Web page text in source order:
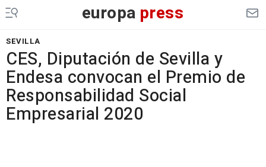
europa press
SEVILLA
CES, Diputación de Sevilla y
Endesa convocan el Premio de
Responsabilidad Social
Empresarial 2020